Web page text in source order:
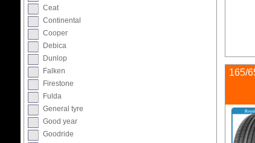
Ceat
Continental
Cooper
Debica
Dunlop
Falken
Firestone
Fulda
General tyre
Good year
Goodride
165/